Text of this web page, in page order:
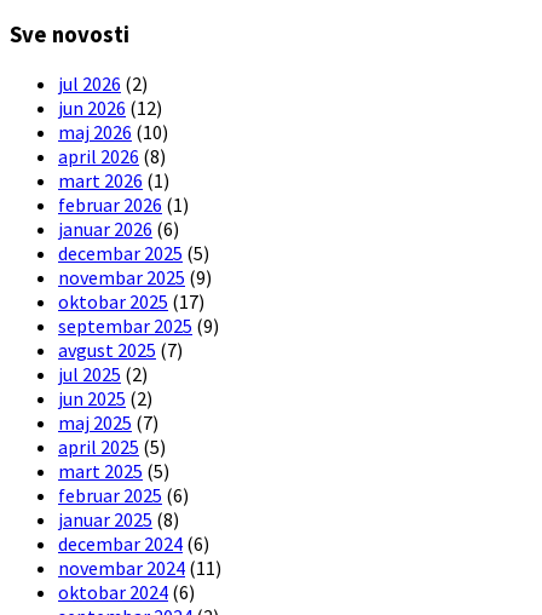
Sve novosti
jul 2026 (2)
jun 2026 (12)
maj 2026 (10)
april 2026 (8)
mart 2026 (1)
februar 2026 (1)
januar 2026 (6)
decembar 2025 (5)
novembar 2025 (9)
oktobar 2025 (17)
septembar 2025 (9)
avgust 2025 (7)
jul 2025 (2)
jun 2025 (2)
maj 2025 (7)
april 2025 (5)
mart 2025 (5)
februar 2025 (6)
januar 2025 (8)
decembar 2024 (6)
novembar 2024 (11)
oktobar 2024 (6)